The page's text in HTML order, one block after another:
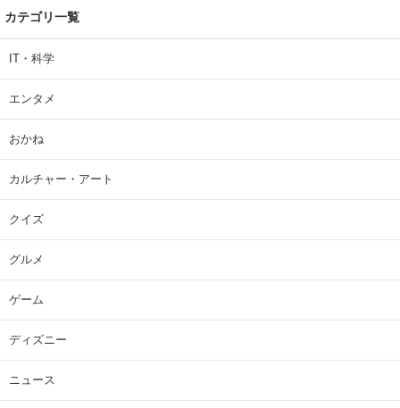
カテゴリ一覧
IT・科学
エンタメ
おかね
カルチャー・アート
クイズ
グルメ
ゲーム
ディズニー
ニュース